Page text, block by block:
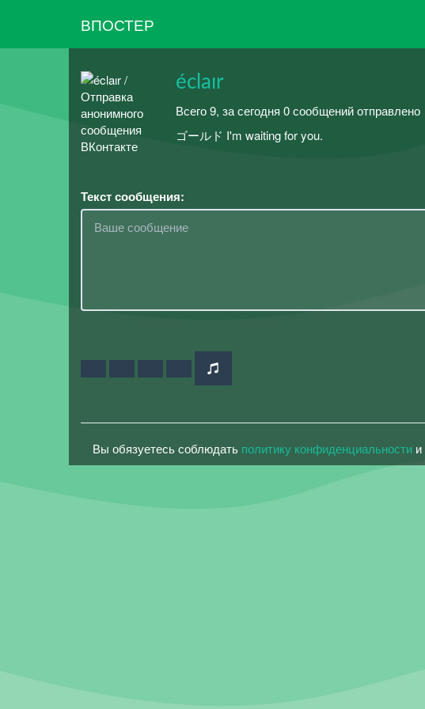
ВПОСТЕР
éclaır
Всего 9, за сегодня 0 сообщений отправлено
ゴールド I'm waiting for you.
Текст сообщения:
Вы обязуетесь соблюдать политику конфиденциальности и